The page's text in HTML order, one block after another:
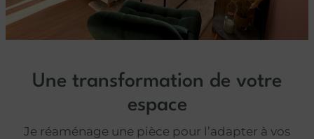
Une transformation de votre
espace
Je réaménage une pièce pour l’adapter à vos